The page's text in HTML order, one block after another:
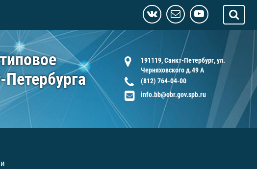
191119, Санкт-Петербург, ул.
Черняховского д.49 А
(812) 764-04-00
info.bb@obr.gov.spb.ru